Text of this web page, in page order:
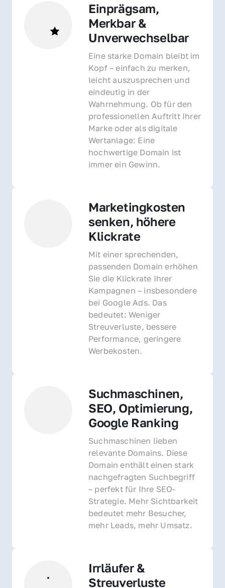
Einprägsam,
Merkbar &
Unverwechselbar
Eine starke Domain bleibt im
Kopf – einfach zu merken,
leicht auszusprechen und
eindeutig in der
Wahrnehmung. Ob für den
professionellen Auftritt Ihrer
Marke oder als digitale
Wertanlage: Eine
hochwertige Domain ist
immer ein Gewinn.
Marketingkosten
senken, höhere
Klickrate
Mit einer sprechenden,
passenden Domain erhöhen
Sie die Klickrate Ihrer
Kampagnen – insbesondere
bei Google Ads. Das
bedeutet: Weniger
Streuverluste, bessere
Performance, geringere
Werbekosten.
Suchmaschinen,
SEO, Optimierung,
Google Ranking
Suchmaschinen lieben
relevante Domains. Diese
Domain enthält einen stark
nachgefragten Suchbegriff
– perfekt für Ihre SEO-
Strategie. Mehr Sichtbarkeit
bedeutet mehr Besucher,
mehr Leads, mehr Umsatz.
Irrläufer &
Streuverluste